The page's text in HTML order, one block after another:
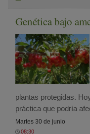
Genética bajo
plantas protegidas.
práctica que podría
Martes 30 de junio
08:30